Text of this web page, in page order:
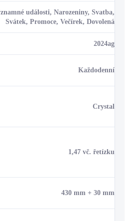
události, Narozeniny, Svatba,
Svátek, Promoce, Večírek, Dovolená
2024ag
Každodenní
Crystal
1,47 vč. řetízku
430 mm + 30 mm